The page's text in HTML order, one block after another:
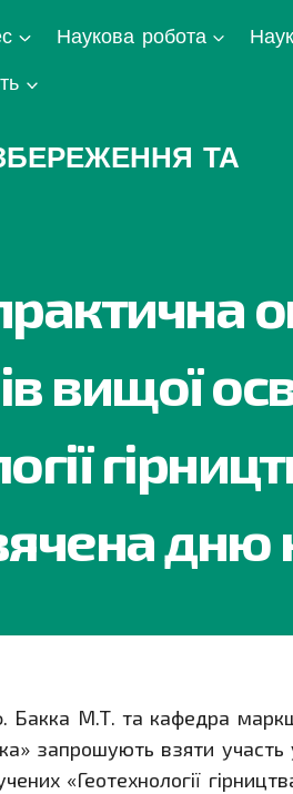
Наукова робота
ТА
вищої
дню
М.Т. та кафедра
запрошують взяти участь
«Геотехнології